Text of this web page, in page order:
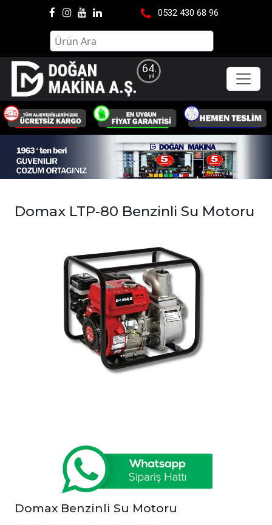
0532 430 68 96
64.
Domax LTP-80 Benzinli Su Motoru
Domax Benzinli Su Motoru